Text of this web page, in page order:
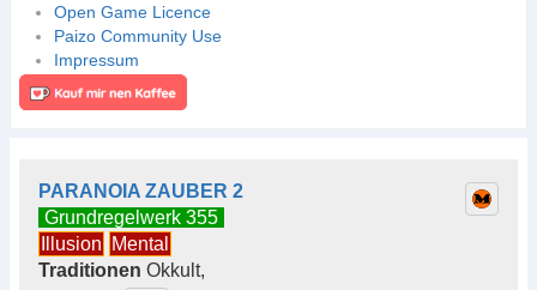
Open Game Licence
Paizo Community Use
Impressum
PARANOIA ZAUBER 2
Grundregelwerk 355
Illusion
Mental
Traditionen Okkult,